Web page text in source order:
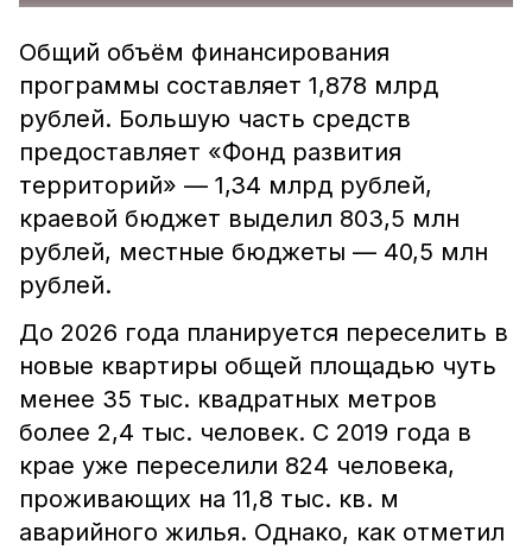
Общий объём финансирования
программы составляет 1,878 млрд
рублей. Большую часть средств
предоставляет «Фонд развития
территорий» — 1,34 млрд рублей,
краевой бюджет выделил 803,5 млн
рублей, местные бюджеты — 40,5 млн
рублей.
До 2026 года планируется переселить в
новые квартиры общей площадью чуть
менее 35 тыс. квадратных метров
более 2,4 тыс. человек. С 2019 года в
крае уже переселили 824 человека,
проживающих на 11,8 тыс. кв. м
аварийного жилья. Однако, как отметил